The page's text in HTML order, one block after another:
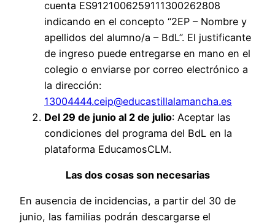
cuenta ES9121006259111300262808
indicando en el concepto “2EP – Nombre y
apellidos del alumno/a – BdL”. El justificante
de ingreso puede entregarse en mano en el
colegio o enviarse por correo electrónico a
la dirección:
13004444.ceip@educastillalamancha.es
Del 29 de junio al 2 de julio: Aceptar las
condiciones del programa del BdL en la
plataforma EducamosCLM.
Las dos cosas son necesarias
En ausencia de incidencias, a partir del 30 de
junio, las familias podrán descargarse el